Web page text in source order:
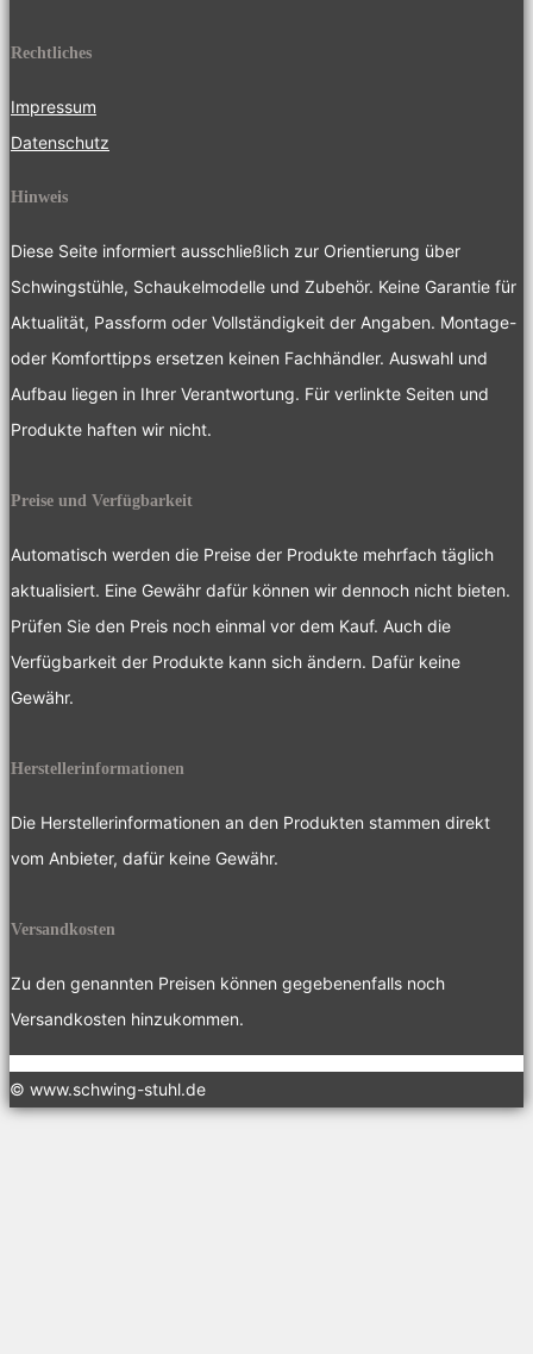
Rechtliches
Impressum
Datenschutz
Hinweis
Diese Seite informiert ausschließlich zur Orientierung über
Schwingstühle, Schaukelmodelle und Zubehör. Keine Garantie für
Aktualität, Passform oder Vollständigkeit der Angaben. Montage-
oder Komforttipps ersetzen keinen Fachhändler. Auswahl und
Aufbau liegen in Ihrer Verantwortung. Für verlinkte Seiten und
Produkte haften wir nicht.
Preise und Verfügbarkeit
Automatisch werden die Preise der Produkte mehrfach täglich
aktualisiert. Eine Gewähr dafür können wir dennoch nicht bieten.
Prüfen Sie den Preis noch einmal vor dem Kauf. Auch die
Verfügbarkeit der Produkte kann sich ändern. Dafür keine
Gewähr.
Herstellerinformationen
Die Herstellerinformationen an den Produkten stammen direkt
vom Anbieter, dafür keine Gewähr.
Versandkosten
Zu den genannten Preisen können gegebenenfalls noch
Versandkosten hinzukommen.
© www.schwing-stuhl.de